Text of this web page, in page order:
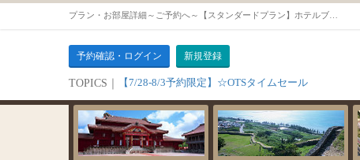
予約確認・ログイン 新規登録
TOPICS｜ 【7/28-8/3予約限定】☆OTSタイムセール